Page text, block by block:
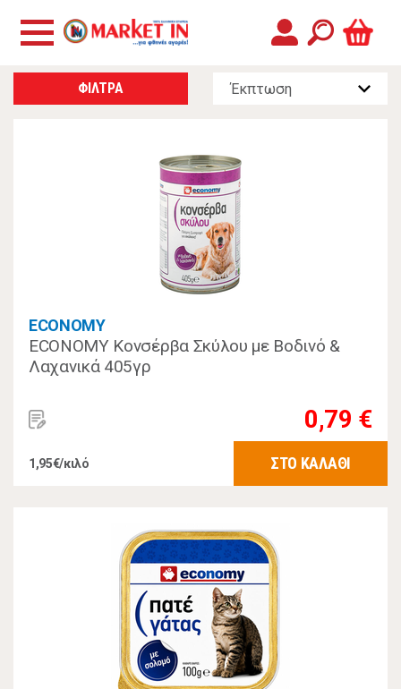
ΦΙΛΤΡΑ
ECONOMY
ECONOMY Κονσέρβα Σκύλου με Βοδινό &
Λαχανικά 405γρ
0,79 €
1,95€/κιλό ΣΤΟ ΚΑΛΑΘΙ